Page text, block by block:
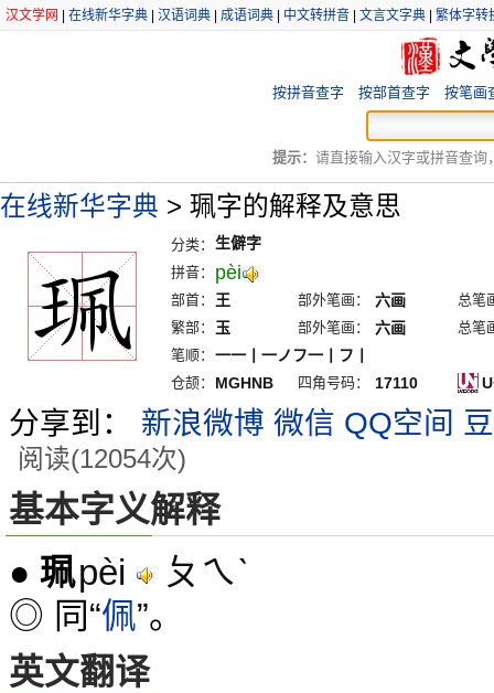
汉文学网 在线新华字典 汉语词典 成语词典 中文转拼音 文言文字典 繁体字转
按拼音查字 按部首查字 按笔画
提示： 请直接输入汉字或拼音查询
在线新华字典 > 珮字的解释及意思
分类： 生僻字
拼音： pèi
部首： 王 部外笔画： 六画
总笔
繁部：
玉 部外笔画： 六画
总笔
笔顺： 一一丨一ノフ一丨フ丨
仓颉： MGHNB 四角号码： 17110
分享到： 新浪微博 微信 QQ空间
阅读(12054次)
基本字义解释
● 珮pèi ㄆㄟˋ
◎ 同“佩”。
英文翻译